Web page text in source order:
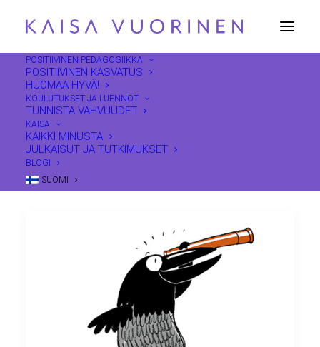
POSITIIVINEN PEDAGOGIIKKA
POSITIIVINEN KASVATUS
HUOMAA HYVÄ!
KOULUTUKSET JA LUENNOT
TUNNISTA VAHVUUDET
KAISA
KAIKKI MINUSTA
JULKAISUT JA TUTKIMUKSET
BLOGI
SUOMI
mikrohetket